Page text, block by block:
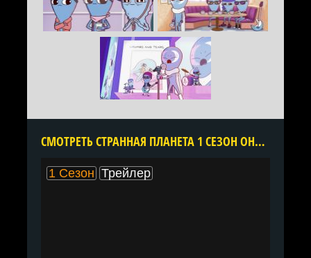
CМОТРЕТЬ СТРАННАЯ ПЛАНЕТА 1 СЕЗОН ОНЛАЙН В ХОРОШЕМ КАЧЕСТВЕ ВСЕ СЕРИИ ПОДРЯД БЕСПЛАТНО
1 Сезон Трейлер